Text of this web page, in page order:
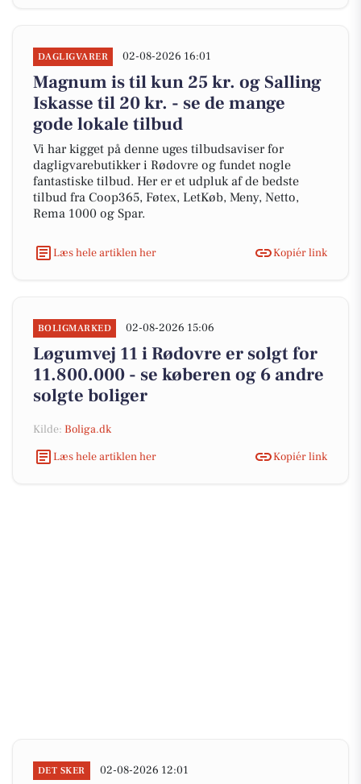
DAGLIGVARER 02-08-2026 16:01
Magnum is til kun 25 kr. og Salling
Iskasse til 20 kr. - se de mange
gode lokale tilbud
Vi har kigget på denne uges tilbudsaviser for
dagligvarebutikker i Rødovre og fundet nogle
fantastiske tilbud. Her er et udpluk af de bedste
tilbud fra Coop365, Føtex, LetKøb, Meny, Netto,
Rema 1000 og Spar.
Læs hele artiklen her Kopiér link
BOLIGMARKED 02-08-2026 15:06
Løgumvej 11 i Rødovre er solgt for
11.800.000 - se køberen og 6 andre
solgte boliger
Kilde: Boliga.dk
Læs hele artiklen her
Kopiér link
DET SKER 02-08-2026 12:01